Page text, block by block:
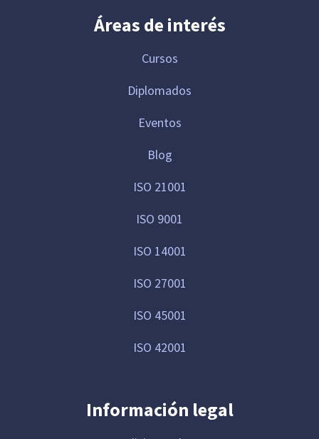
Áreas de interés
Cursos
Diplomados
Eventos
Blog
ISO 21001
ISO 9001
ISO 14001
ISO 27001
ISO 45001
ISO 42001
Información legal